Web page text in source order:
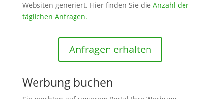
Websiten generiert. Hier finden Sie die Anzahl der
täglichen Anfragen.
Anfragen erhalten
Werbung buchen